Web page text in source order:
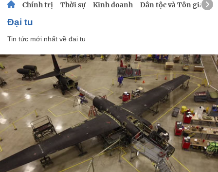
Chính trị Thời sự Kinh doanh Dân tộc và Tôn giáo
đại tu
Tin tức mới nhất về đại tu